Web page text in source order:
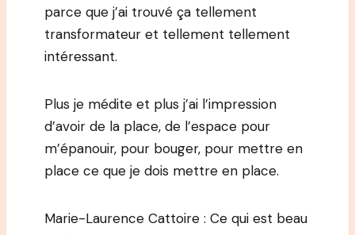
parce que j’ai trouvé ça tellement
transformateur et tellement tellement
intéressant.
Plus je médite et plus j’ai l’impression
d’avoir de la place, de l’espace pour
m’épanouir, pour bouger, pour mettre en
place ce que je dois mettre en place.
Marie-Laurence Cattoire : Ce qui est beau